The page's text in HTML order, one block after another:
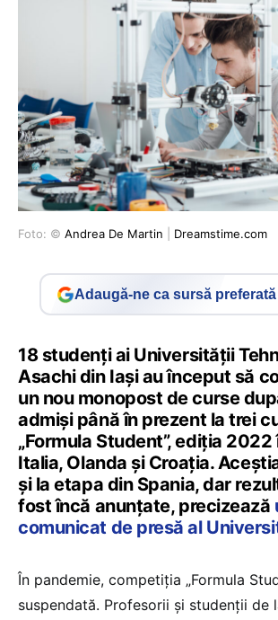
Foto: © Andrea De Martin Dreamstime.com
Adaugă-ne ca sursă
18 studenți ai Universității
Asachi din Iași au început să
un nou monopost de curse
admişi până în prezent la trei
„Formula Student”, ediţia 2022
Italia, Olanda și Croația.
și la etapa din Spania, dar
fost încă anunțate, precizează
comunicat de presă al
În pandemie, competiția „Formula
suspendată. Profesorii și studenții de